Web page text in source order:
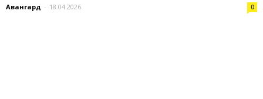
Авангард - 18.04.2026 0